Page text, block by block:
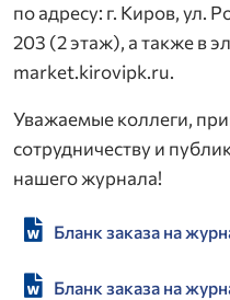
по адресу: г. Киров, ул.
203 (2 этаж), а также в
market.kirovipk.ru.
Уважаемые коллеги,
сотрудничеству и
нашего журнала!
Бланк заказа на
Бланк заказа на